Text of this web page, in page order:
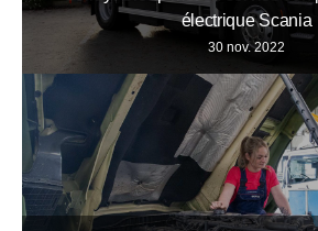
électrique Scania
30 nov. 2022